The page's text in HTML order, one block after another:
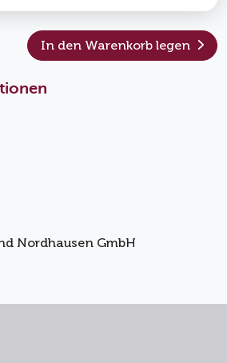
In den Warenkorb legen
Nordhausen GmbH